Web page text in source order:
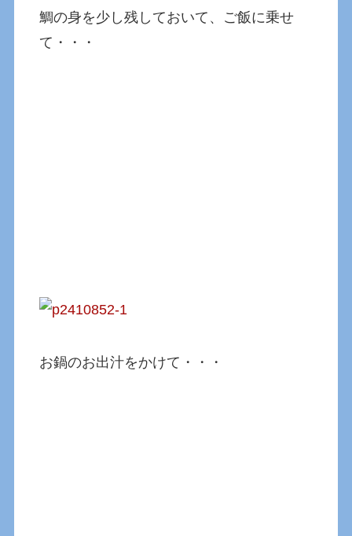
鯛の身を少し残しておいて、ご飯に乗せ
て・・・
お鍋のお出汁をかけて・・・